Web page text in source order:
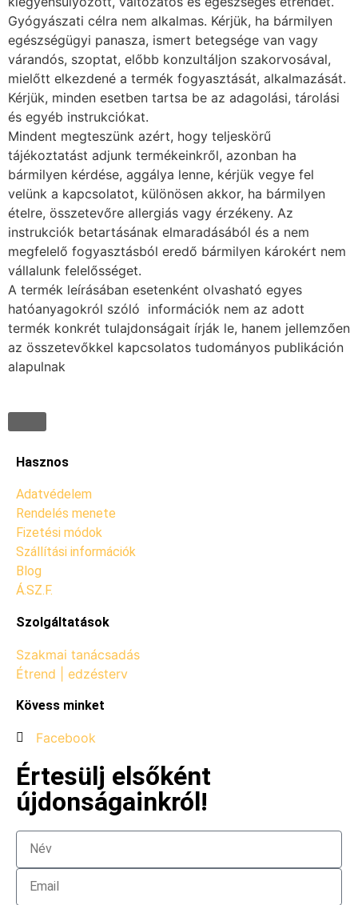
Gyógyászati célra nem alkalmas. Kérjük, ha bármilyen
egészségügyi panasza, ismert betegsége van vagy
várandós, szoptat, előbb konzultáljon szakorvosával,
mielőtt elkezdené a termék fogyasztását, alkalmazását.
Kérjük, minden esetben tartsa be az adagolási, tárolási
és egyéb instrukciókat.
Mindent megteszünk azért, hogy teljeskörű
tájékoztatást adjunk termékeinkről, azonban ha
bármilyen kérdése, aggálya lenne, kérjük vegye fel
velünk a kapcsolatot, különösen akkor, ha bármilyen
ételre, összetevőre allergiás vagy érzékeny. Az
instrukciók betartásának elmaradásából és a nem
megfelelő fogyasztásból eredő bármilyen károkért nem
vállalunk felelősséget.
A termék leírásában esetenként olvasható egyes
hatóanyagokról szóló információk nem az adott
termék konkrét tulajdonságait írják le, hanem jellemzően
az összetevőkkel kapcsolatos tudományos publikáción
alapulnak
Hasznos
Adatvédelem
Rendelés menete
Fizetési módok
Szállítási információk
Blog
Á.SZ.F.
Szolgáltatások
Szakmai tanácsadás
Étrend | edzésterv
Kövess minket
Facebook
Értesülj elsőként
újdonságainkról!